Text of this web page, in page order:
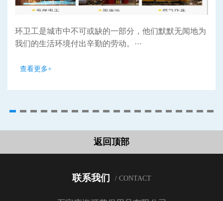
环卫工是城市中不可或缺的一部分，他们默默无闻地为
我们的生活环境付出辛勤的劳动。···
查看更多+
返回顶部
联系我们 / CONTACT